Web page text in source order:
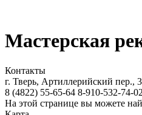
Мастерская
Контакты
г. Тверь, Артиллерийский пер.,
8 (4822) 55-65-64 8-910-532-74-02
На этой странице вы можете